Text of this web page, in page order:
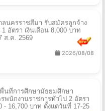
ลนครราชสีมา รับสมัครลูกจ้าง
1 อัตรา เงินเดือน 8,000 บาท
ส.ค. 2569
2026/08/08
นที่การศึกษามัธยมศึกษา
พนักงานราชการทั่วไป 2 อัตรา
- 16,700 บาท ตั้งแต่วันที่ 17-25